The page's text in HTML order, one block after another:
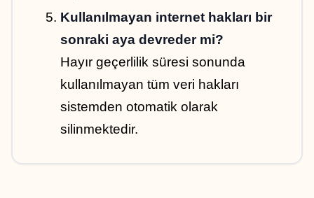
Kullanılmayan internet hakları bir
sonraki aya devreder mi?
Hayır geçerlilik süresi sonunda
kullanılmayan tüm veri hakları
sistemden otomatik olarak
silinmektedir.